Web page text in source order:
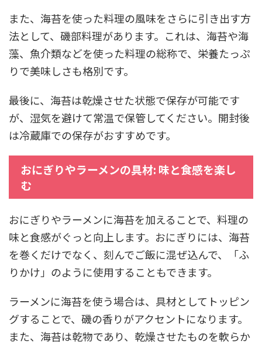
また、海苔を使った料理の風味をさらに引き出す方
法として、磯部料理があります。これは、海苔や海
藻、魚介類などを使った料理の総称で、栄養たっぷ
りで美味しさも格別です。
最後に、海苔は乾燥させた状態で保存が可能です
が、湿気を避けて常温で保管してください。開封後
は冷蔵庫での保存がおすすめです。
おにぎりやラーメンの具材: 味と食感を楽し
む
おにぎりやラーメンに海苔を加えることで、料理の
味と食感がぐっと向上します。おにぎりには、海苔
を巻くだけでなく、刻んでご飯に混ぜ込んで、「ふ
りかけ」のように使用することもできます。
ラーメンに海苔を使う場合は、具材としてトッピン
グすることで、磯の香りがアクセントになります。
また、海苔は乾物であり、乾燥させたものを軟らか